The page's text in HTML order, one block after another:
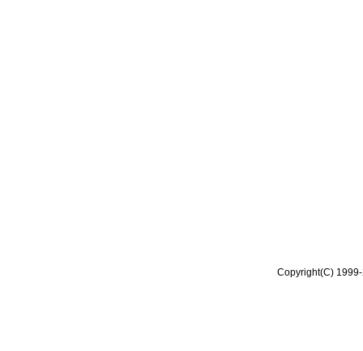
Copyright(C)